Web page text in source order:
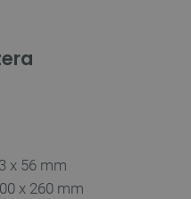
x 56 mm
x 260 mm